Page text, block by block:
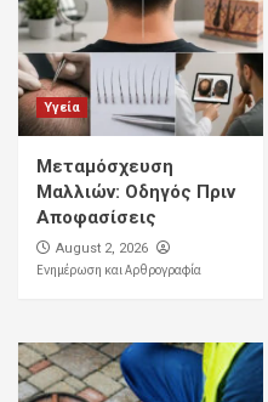
Υγεία
Μεταμόσχευση
Μαλλιών: Οδηγός Πριν
Αποφασίσεις
August 2, 2026
Ενημέρωση και Αρθρογραφία